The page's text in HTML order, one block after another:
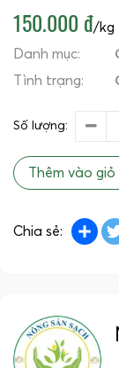
150.000 đ/kg
Danh mục:
Tình trạng:
Số lượng:
Thêm vào giỏ
Chia sẻ: